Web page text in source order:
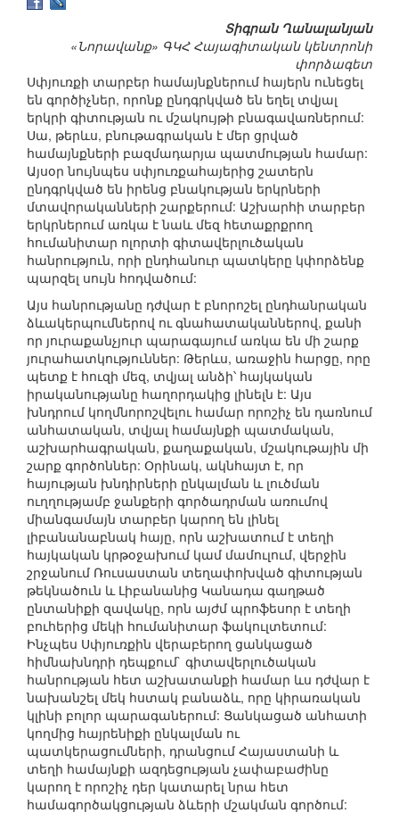
Տիգրան Ղանալանյան
«Նորավանք» ԳԿՀ Հայագիտական կենտրոնի
փորձագետ
Սփյուռքի տարբեր համայնքներում հայերն ունեցել
են գործիչներ, որոնք ընդգրկված են եղել տվյալ
երկրի գիտության ու մշակույթի բնագավառներում:
Սա, թերևս, բնութագրական է մեր ցրված
համայնքների բազմադարյա պատմության համար:
Այսօր նույնպես սփյուռքահայերից շատերն
ընդգրկված են իրենց բնակության երկրների
մտավորականների շարքերում: Աշխարհի տարբեր
երկրներում առկա է նաև մեզ հետաքրքրող
հումանիտար ոլորտի գիտավերլուծական
հանրություն, որի ընդհանուր պատկերը կփորձենք
պարզել սույն հոդվածում:
Այս հանրությանը դժվար է բնորոշել ընդհանրական
ձևակերպումներով ու գնահատականներով, քանի
որ յուրաքանչյուր պարագայում առկա են մի շարք
յուրահատկություններ: Թերևս, առաջին հարցը, որը
պետք է հուզի մեզ, տվյալ անձի՝ հայկական
իրականությանը հաղորդակից լինելն է: Այս
խնդրում կողմնորոշվելու համար որոշիչ են դառնում
անհատական, տվյալ համայնքի պատմական,
աշխարհագրական, քաղաքական, մշակութային մի
շարք գործոններ: Օրինակ, ակնհայտ է, որ
հայության խնդիրների ընկալման և լուծման
ուղղությամբ ջանքերի գործադրման առումով
միանգամայն տարբեր կարող են լինել
լիբանանաբնակ հայը, որն աշխատում է տեղի
հայկական կրթօջախում կամ մամուլում, վերջին
շրջանում Ռուսաստան տեղափոխված գիտության
թեկնածուն և Լիբանանից Կանադա գաղթած
ընտանիքի զավակը, որն այժմ պրոֆեսոր է տեղի
բուհերից մեկի հումանիտար ֆակուլտետում:
Ինչպես Սփյուռքին վերաբերող ցանկացած
հիմնախնդրի դեպքում` գիտավերլուծական
հանրության հետ աշխատանքի համար ևս դժվար է
նախանշել մեկ հստակ բանաձև, որը կիրառական
կլինի բոլոր պարագաներում: Ցանկացած անհատի
կողմից հայրենիքի ընկալման ու
պատկերացումների, դրանցում Հայաստանի և
տեղի համայնքի ազդեցության չափաբաժինը
կարող է որոշիչ դեր կատարել նրա հետ
համագործակցության ձևերի մշակման գործում: